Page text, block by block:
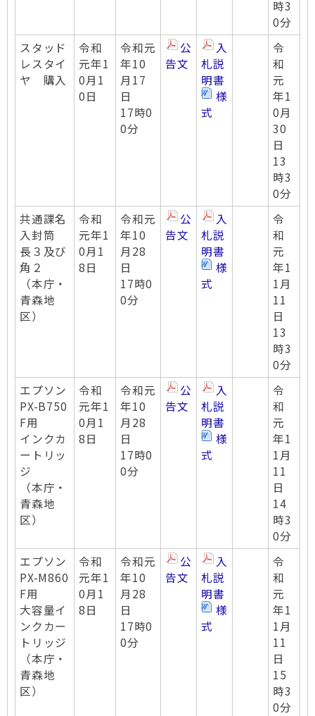
時3
0分
スタッド
レスタイ
ヤ 購入
令和
元年1
0月1
0日
令和元
年10
月17
日
17時0
0分
公
告文
入
札説
明書
様
式
令
和
元
年1
0月
30
日
13
時3
0分
共通課名
入封筒
長３及び
角２
（本庁・
青森地
区）
令和
元年1
0月1
8日
令和元
年10
月28
日
17時0
0分
公
告文
入
札説
明書
様
式
令
和
元
年1
1月
11
日
13
時3
0分
エプソン
PX-B750
F用
インクカ
ートリッ
ジ
（本庁・
青森地
区）
令和
元年1
0月1
8日
令和元
年10
月28
日
17時0
0分
公
告文
入
札説
明書
様
式
令
和
元
年1
1月
11
日
14
時3
0分
エプソン
PX-M860
F用
大容量イ
ンクカー
トリッジ
（本庁・
青森地
区）
令和
元年1
0月1
8日
令和元
年10
月28
日
17時0
0分
公
告文
入
札説
明書
様
式
令
和
元
年1
1月
11
日
15
時3
0分